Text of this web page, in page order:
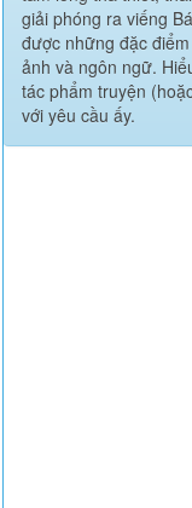
giải phóng ra viếng
được những đặc
ảnh và ngôn ngữ.
tác phẩm truyện
với yêu cầu ấy.